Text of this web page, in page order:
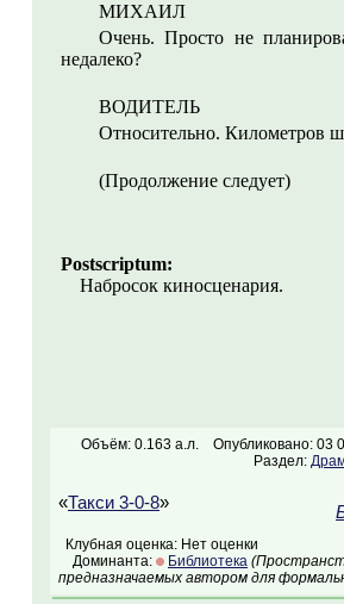
МИХАИЛ
Очень. Просто не
недалеко?
ВОДИТЕЛЬ
Относительно. Километров
(Продолжение следует)
Postscriptum:
Набросок киносценария.
Объём: 0.163 а.л.
Опубликовано: 03
Раздел:
«Такси 3-0-8»
Клубная оценка: Нет оценки
Доминанта:
Библиотека
предназначаемых автором для